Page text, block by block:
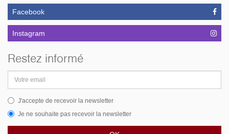
Facebook
Instagram
Restez informé
email
J'accepte de recevoir la newsletter
Je ne souhaite pas recevoir la newsletter